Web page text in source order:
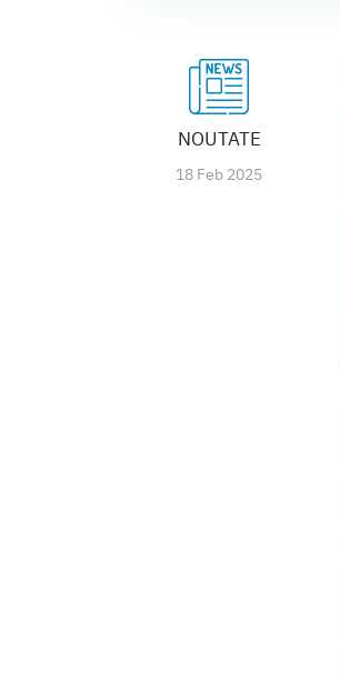
NOUTATE
18 Feb 2025